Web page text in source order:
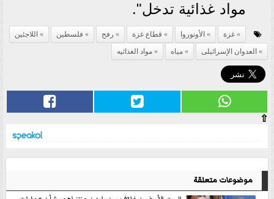
مواد غذائية تدخل".
غزة الأونوروا قطاع غزة رفح فلسطين
اللاجئين
العدوان الإسرائيلى
مياه مواد الغذائيه
⇧
موضوعات متعلقة